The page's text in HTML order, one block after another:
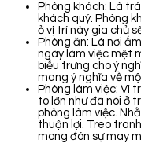
Phòng khách: Là
khách quý. Phòng
ở vị trí này gia chủ
Phòng ăn: Là nơi
ngày làm việc mệt
biểu trưng cho ý
mang ý nghĩa về
Phòng làm việc: Vì
to lớn như đã nói ở
phòng làm việc.
thuận lợi. Treo
mong đón sự may